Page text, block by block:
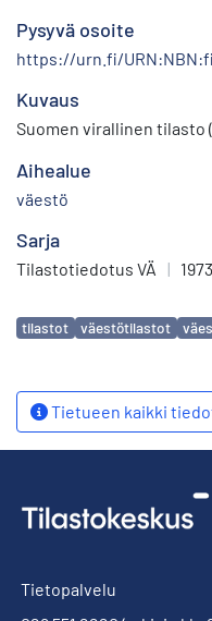
Pysyvä osoite
https://urn.fi/
Kuvaus
Suomen virallinen tilasto
Aihealue
väestö
Sarja
Tilastotiedotus VÄ |
Avainsanat
tilastot väestötilastot
Tietueen kaikki
Tietopalvelu